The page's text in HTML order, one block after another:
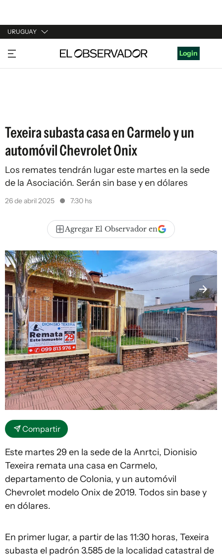
URUGUAY
URUGUAY
ARGENTINA
Login
Texeira subasta casa en Carmelo y un
automóvil Chevrolet Onix
Los remates tendrán lugar este martes en la sede
de la Asociación. Serán sin base y en dólares
26 de abril 2025 7:30 hs
Agregar El Observador en
Compartir
Este martes 29 en la sede de la Anrtci, Dionisio
Texeira remata una casa en Carmelo,
departamento de Colonia, y un automóvil
Chevrolet modelo Onix de 2019. Todos sin base y
en dólares.
En primer lugar, a partir de las 11:30 horas, Texeira
subasta el padrón 3.585 de la localidad catastral de